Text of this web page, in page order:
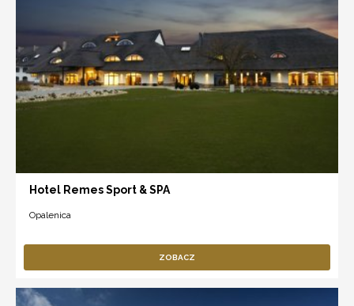
Hotel Remes Sport & SPA
Opalenica
ZOBACZ